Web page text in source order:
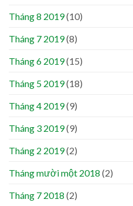
Tháng 8 2019(10)
Tháng 7 2019(8)
Tháng 6 2019(15)
Tháng 5 2019(18)
Tháng 4 2019(9)
Tháng 3 2019(9)
Tháng 2 2019(2)
Tháng mười một 2018 (2)
Tháng 7 2018 (2)